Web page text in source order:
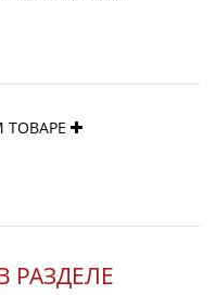
РАЗДЕЛЕ